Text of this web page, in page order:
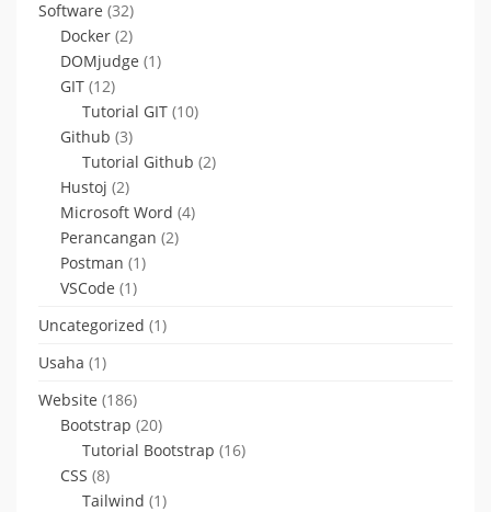
Software (32)
Docker (2)
DOMjudge (1)
GIT (12)
Tutorial GIT (10)
Github (3)
Tutorial Github (2)
Hustoj (2)
Microsoft Word (4)
Perancangan (2)
Postman (1)
VSCode (1)
Uncategorized (1)
Usaha (1)
Website (186)
Bootstrap (20)
Tutorial Bootstrap (16)
CSS (8)
Tailwind (1)